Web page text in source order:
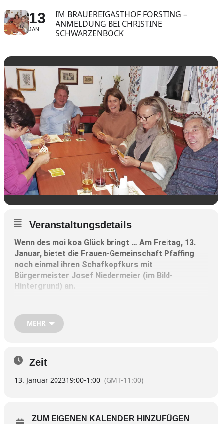
13
JAN
IM BRAUEREIGASTHOF FORSTING –
ANMELDUNG BEI CHRISTINE
SCHWARZENBÖCK
Veranstaltungsdetails
Wenn des moi koa Glück bringt … Am Freitag, 13.
Januar, bietet die Frauen-Gemeinschaft Pfaffing
noch einmal ihren Schafkopfkurs mit
Bürgermeister Josef Niedermeier (im Bild-
Hintergrund) an.
Forsting – wer vorher noch etwas essen möchte,
sollte entsprechend früher einplanen.
Es ist eine Fortsetzung des ersten Schafkopfkurses
für Einsteiger vor Weihnachten (wir berichteten – siehe
Foto).
beginnen möchten. Man freue sich auf viele
MEHR
Zeit
13. Januar 202319:00-1:00 (GMT-11:00)
ZUM EIGENEN KALENDER HINZUFÜGEN